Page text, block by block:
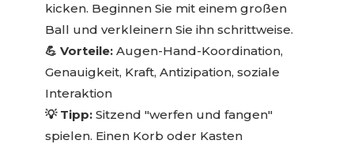
kicken. Beginnen Sie mit einem großen
Ball und verkleinern Sie ihn schrittweise.
💪 Vorteile:Augen-Hand-Koordination,
Genauigkeit, Kraft, Antizipation, soziale
Interaktion
💡 Tipp:Sitzend "werfen und fangen"
spielen. Einen Korb oder Kasten